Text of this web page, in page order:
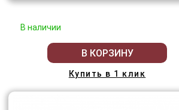
В наличии
В КОРЗИНУ
Купить в 1 клик